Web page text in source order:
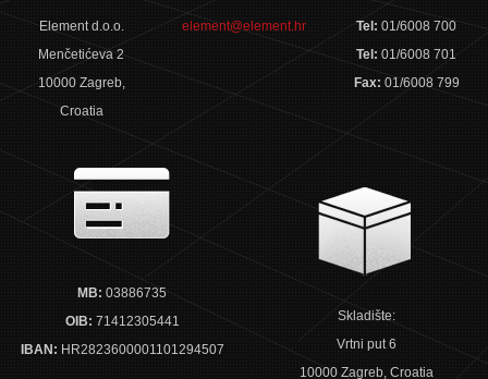
Element d.o.o.
Menčetićeva 2
10000 Zagreb,
Croatia
element@element.hr Tel:01/6008 700
Tel:01/6008 701
Fax: 01/6008 799
MB: 03886735
OIB: 71412305441
IBAN: HR2823600001101294507
Skladište:
Vrtni put 6
10000 Zagreb, Croatia